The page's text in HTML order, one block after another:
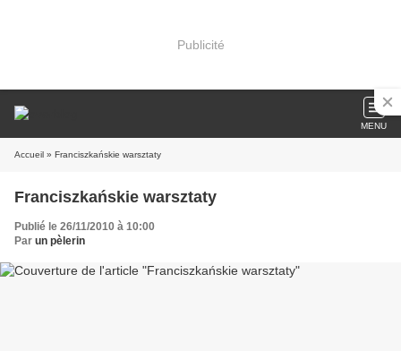
Publicité
MENU
Accueil » Franciszkańskie warsztaty
Franciszkańskie warsztaty
Publié le 26/11/2010 à 10:00
Par un pèlerin